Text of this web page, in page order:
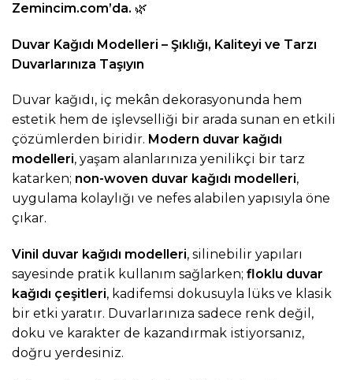
Zemincim.com’da. 🌿
Duvar Kağıdı Modelleri – Şıklığı, Kaliteyi ve Tarzı
Duvarlarınıza Taşıyın
Duvar kağıdı, iç mekân dekorasyonunda hem
estetik hem de işlevselliği bir arada sunan en etkili
çözümlerden biridir. Modern duvar kağıdı
modelleri, yaşam alanlarınıza yenilikçi bir tarz
katarken; non-woven duvar kağıdı modelleri,
uygulama kolaylığı ve nefes alabilen yapısıyla öne
çıkar.
Vinil duvar kağıdı modelleri, silinebilir yapıları
sayesinde pratik kullanım sağlarken; floklu duvar
kağıdı çeşitleri, kadifemsi dokusuyla lüks ve klasik
bir etki yaratır. Duvarlarınıza sadece renk değil,
doku ve karakter de kazandırmak istiyorsanız,
doğru yerdesiniz.